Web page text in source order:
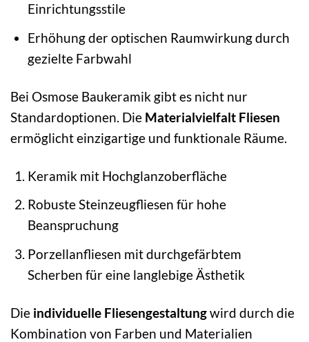
Einrichtungsstile
Erhöhung der optischen Raumwirkung durch
gezielte Farbwahl
Bei Osmose Baukeramik gibt es nicht nur
Standardoptionen. Die Materialvielfalt Fliesen
ermöglicht einzigartige und funktionale Räume.
Keramik mit Hochglanzoberfläche
Robuste Steinzeugfliesen für hohe
Beanspruchung
Porzellanfliesen mit durchgefärbtem
Scherben für eine langlebige Ästhetik
Die individuelle Fliesengestaltungwird durch die
Kombination von Farben und Materialien